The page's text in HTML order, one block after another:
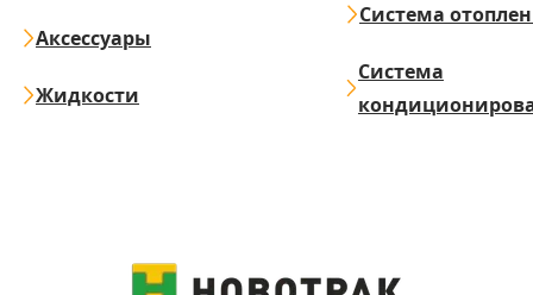
Аксессуары
Жидкости
Система
Система